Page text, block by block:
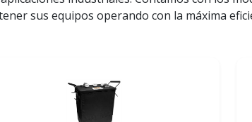
sus equipos operando con la máxima